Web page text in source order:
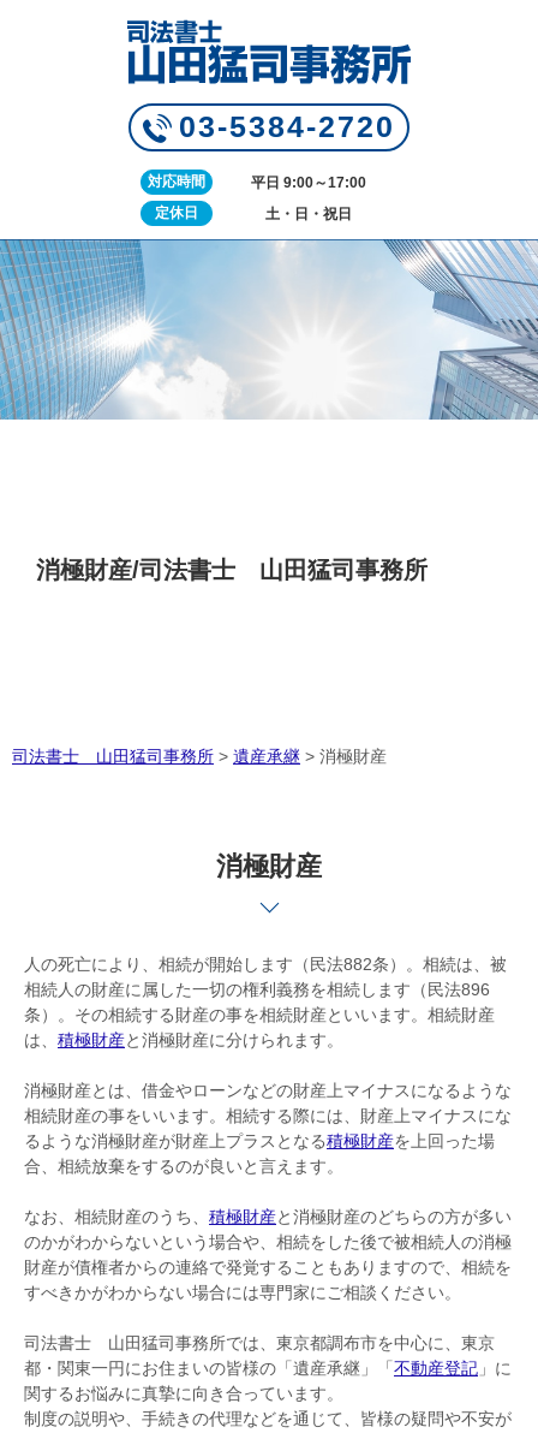
03-5384-2720
対応時間
平日 9:00～17:00
定休日
土・日・祝日
消極財産/司法書士 山田猛司事務所
司法書士 山田猛司事務所 > 遺産承継 > 消極財産
消極財産
人の死亡により、相続が開始します（民法882条）。相続は、被
相続人の財産に属した一切の権利義務を相続します（民法896
条）。その相続する財産の事を相続財産といいます。相続財産
は、 積極財産と消極財産に分けられます。
消極財産とは、借金やローンなどの財産上マイナスになるような
相続財産の事をいいます。相続する際には、財産上マイナスにな
るような消極財産が財産上プラスとなる積極財産を上回った場
合、相続放棄をするのが良いと言えます。
なお、相続財産のうち、 積極財産と消極財産のどちらの方が多い
のかがわからないという場合や、相続をした後で被相続人の消極
財産が債権者からの連絡で発覚することもありますので、相続を
すべきかがわからない場合には専門家にご相談ください。
司法書士 山田猛司事務所では、東京都調布市を中心に、東京
都・関東一円にお住まいの皆様の「遺産承継」「 不動産登記 」に
関するお悩みに真摯に向き合っています。
制度の説明や、手続きの代理などを通じて、皆様の疑問や不安が